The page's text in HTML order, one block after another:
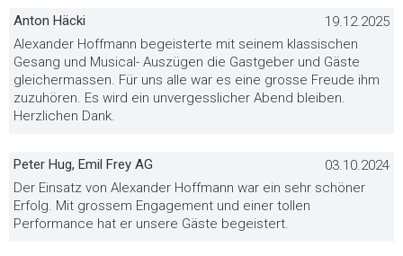
Anton Häcki
19.12.2025
Alexander Hoffmann begeisterte mit seinem klassischen
Gesang und Musical- Auszügen die Gastgeber und Gäste
gleichermassen. Für uns alle war es eine grosse Freude ihm
zuzuhören. Es wird ein unvergesslicher Abend bleiben.
Herzlichen Dank.
Peter Hug, Emil Frey AG
03.10.2024
Der Einsatz von Alexander Hoffmann war ein sehr schöner
Erfolg. Mit grossem Engagement und einer tollen
Performance hat er unsere Gäste begeistert.